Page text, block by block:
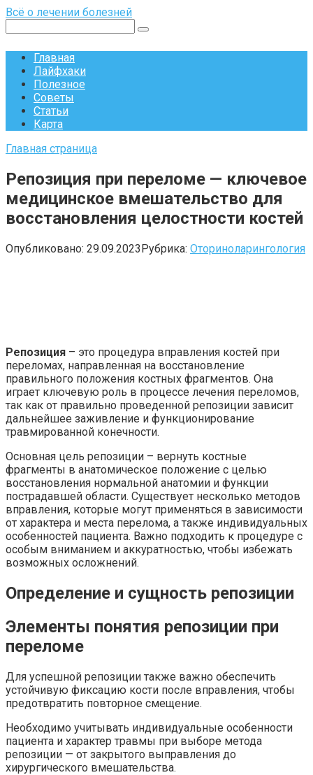
Перейти
контенту
Всё о лечении болезней
Главная
Лайфхаки
Полезное
Советы
Статьи
Карта
Главная страница
Репозиция при переломе — ключевое
медицинское вмешательство для
восстановления целостности костей
Опубликовано: 29.09.2023Рубрика: Оториноларингология
Репозиция – это процедура вправления костей при
переломах, направленная на восстановление
правильного положения костных фрагментов. Она
играет ключевую роль в процессе лечения переломов,
так как от правильно проведенной репозиции зависит
дальнейшее заживление и функционирование
травмированной конечности.
Основная цель репозиции – вернуть костные
фрагменты в анатомическое положение с целью
восстановления нормальной анатомии и функции
пострадавшей области. Существует несколько методов
вправления, которые могут применяться в зависимости
от характера и места перелома, а также индивидуальных
особенностей пациента. Важно подходить к процедуре с
особым вниманием и аккуратностью, чтобы избежать
возможных осложнений.
Определение и сущность репозиции
Элементы понятия репозиции при
переломе
Для успешной репозиции также важно обеспечить
устойчивую фиксацию кости после вправления, чтобы
предотвратить повторное смещение.
Необходимо учитывать индивидуальные особенности
пациента и характер травмы при выборе метода
репозиции — от закрытого выправления до
хирургического вмешательства.